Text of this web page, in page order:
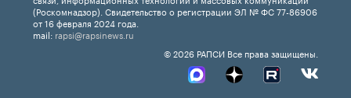
(Роскомнадзор). Свидетельство о регистрации ЭЛ № ФС 77-86906
от 16 февраля 2024 года.
mail: rapsi@rapsinews.ru
© 2026 РАПСИ Все права защищены.